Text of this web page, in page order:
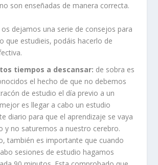
son enseñadas de manera correcta.
dejamos una serie de consejos para
que estudieis, podáis hacerlo de
tiempos a descansar: de sobra es
el hecho de que no debemos
de estudio el día previo a un
es llegar a cabo un estudio
diario para que el aprendizaje se vaya
y no saturemos a nuestro cerebro.
también es importante que cuando
sesiones de estudio hagamos